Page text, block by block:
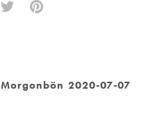
Morgonbön 2020-07-07